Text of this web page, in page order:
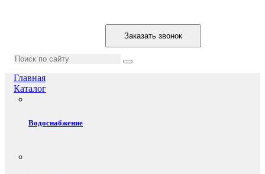
Заказать звонок
Главная
Каталог
Водоснабжение